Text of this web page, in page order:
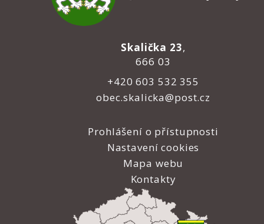
Skalička 23,
666 03
+420 603 532 355
obec.skalicka@post.cz
Prohlášení o přístupnosti
Nastavení cookies
Mapa webu
Kontakty